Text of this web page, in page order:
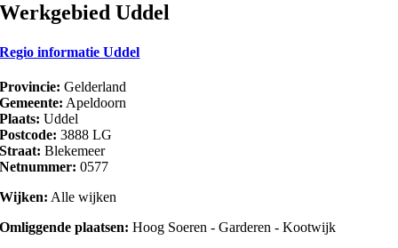
Werkgebied Uddel
Regio informatie Uddel
Provincie: Gelderland
Gemeente: Apeldoorn
Plaats: Uddel
Postcode: 3888 LG
Straat: Blekemeer
Netnummer: 0577
Wijken: Alle wijken
Omliggende plaatsen: Hoog Soeren - Garderen - Kootwijk